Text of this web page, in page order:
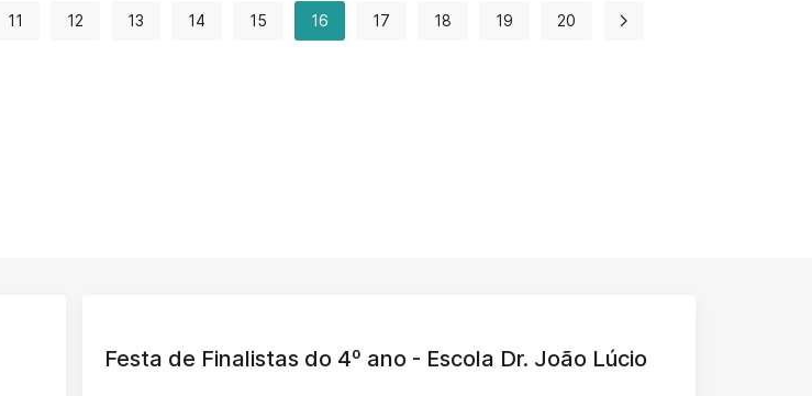
11 12 13 14 15 16 17 18 19 20
Festa de Finalistas do 4º ano - Escola Dr. João Lúcio